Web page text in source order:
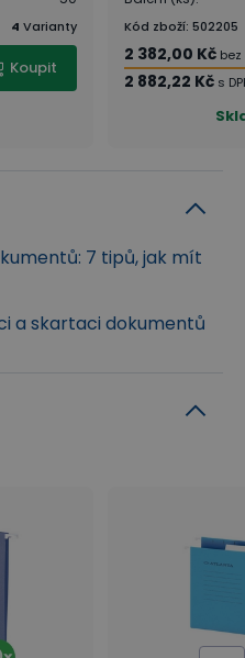
4 Varianty
Koupit
Kód zboží: 502205
2 382,00 Kč bez
2 882,22 Kč s
7 tipů, jak mít
a skartaci dokumentů